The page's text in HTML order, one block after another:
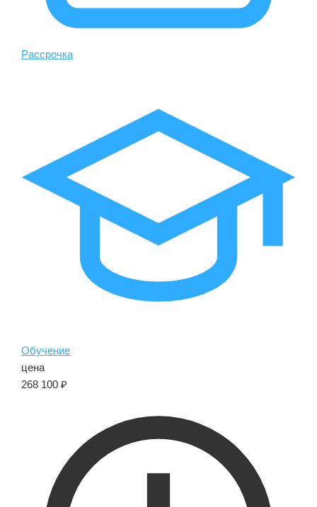
Рассрочка
Обучение
цена
268 100